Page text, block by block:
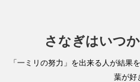
さなぎはいつ
「一ミリの努力」を出来る人が結
葉が好